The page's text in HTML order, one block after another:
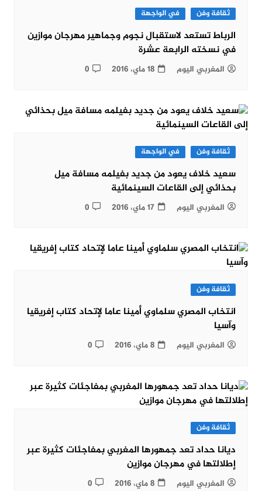
ثقافة وفن في الواجهة
الرباط تستعد لاستقبال نجوم وجماهير مهرجان موازين
في نسخته الرابعة عشرة
المغربي اليوم 18 ماي، 2016 0
ثقافة وفن في الواجهة
سعيد خلاف يعود من جديد بفيلمه مسافة ميل
بحذائي إلى القاعات السينمائية
المغربي اليوم 17 ماي، 2016 0
ثقافة وفن
انتخاب المصري سلماوي أمينا عاما لإتحاد كتاب إفريقيا
وآسيا
المغربي اليوم 8 ماي، 2016 0
ثقافة وفن
ديانا حداد تعد جمهورها المغربي بمفاجئات كثيرة عبر
إطلالتها في مهرجان موازين
المغربي اليوم 8 ماي، 2016 0